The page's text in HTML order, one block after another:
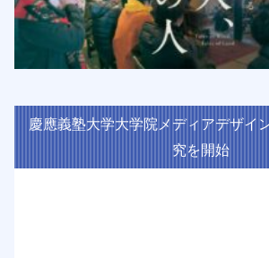
慶應義塾大学大学院メディアデザイ
究を開始